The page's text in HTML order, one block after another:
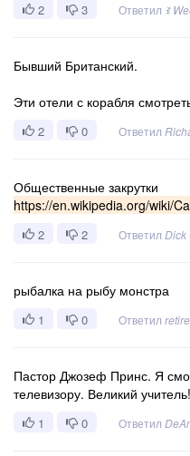
2 3 Ответил ꉂ
Бывший Британский.
Эти отели с корабля
2 0 Ответил
Общественные закрутки
https://en.wikipedia.org/wiki/
2 2 Ответил Dick
рыбалка на рыбу монстра
1 0 Ответил
Пастор Джозеф Принс. Я
телевизору. Великий учитель!
1 0 Ответил